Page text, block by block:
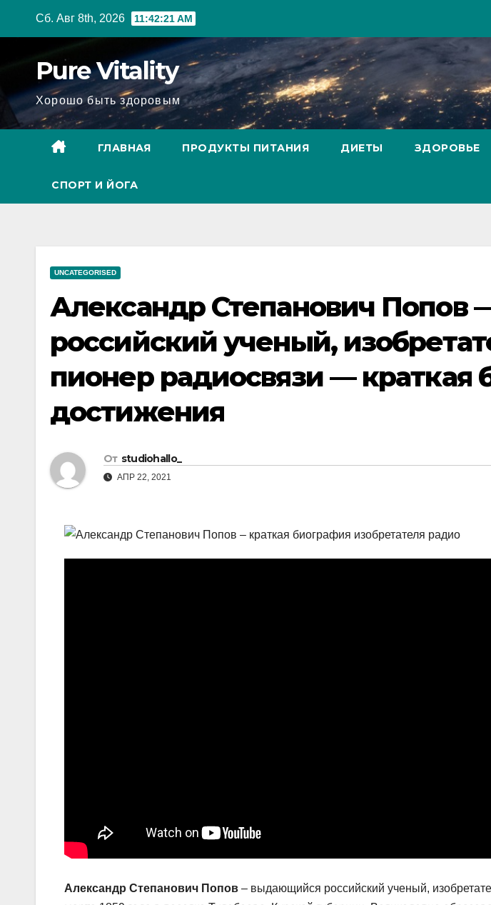
Сб. Авг 8th, 2026 11:42:22 AM
Pure Vitality
Хорошо быть здоровым
ГЛАВНАЯ ПРОДУКТЫ ПИТАНИЯ ДИЕТЫ ЗДОРОВЬЕ
СПОРТ И ЙОГА
UNCATEGORISED
Александр Степанович Попов
российский ученый,
пионер радиосвязи — краткая
достижения
От studiohallo_
АПР 22, 2021
Александр Степанович Попов – выдающийся российский ученый,